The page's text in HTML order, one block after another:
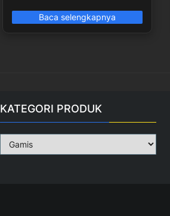
Baca selengkapnya
KATEGORI PRODUK